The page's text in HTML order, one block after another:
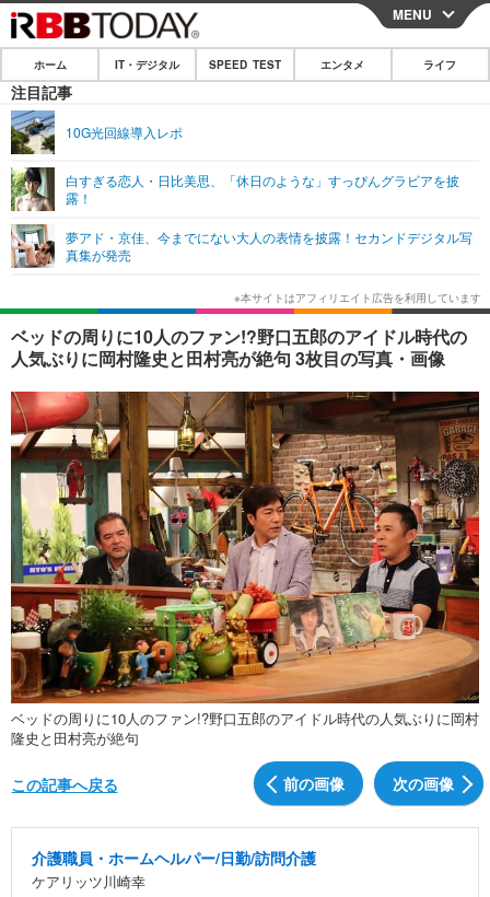
CLOSE
ホーム
IT・デジタル
ショッピング その他
SPEED TEST
エンタメ
エンタメTOP
韓国・芸能
音楽 スポーツ
ショッピング その他
ライフ
ライフTOP グルメ
ペット ショッピング
その他
リリース一覧
プッシュ通知の停止方法
MENU
ホーム IT・デジタル SPEED TEST エンタメ ライフ
注目記事
10G光回線導入レポ
白すぎる恋人・日比美思、「休日のような」すっぴんグラビアを披
露！
夢アド・京佳、今までにない大人の表情を披露！セカンドデジタル写
真集が発売
ベッドの周りに10人のファン!?野口五郎のアイドル時代の
人気ぶりに岡村隆史と田村亮が絶句 3枚目の写真・画像
ベッドの周りに10人のファン!?野口五郎のアイドル時代の人気ぶりに岡村
隆史と田村亮が絶句
前の画像 次の画像
この記事へ戻る
介護職員・ホームヘルパー/日勤/訪問介護
ケアリッツ川崎幸